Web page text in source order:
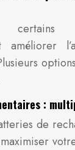
certains
améliorer
:
de